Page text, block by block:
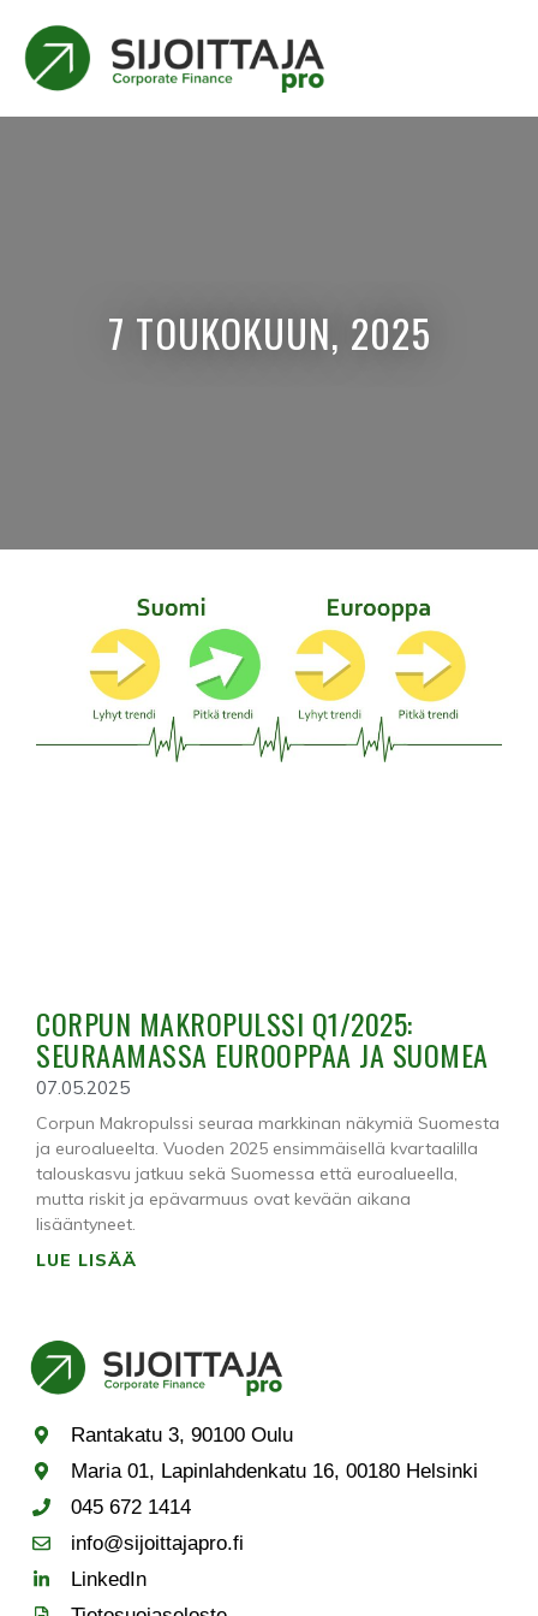
7 TOUKOKUUN, 2025
CORPUN MAKROPULSSI Q1/2025:
SEURAAMASSA EUROOPPAA JA SUOMEA
07.05.2025
Corpun Makropulssi seuraa markkinan näkymiä Suomesta
ja euroalueelta. Vuoden 2025 ensimmäisellä kvartaalilla
talouskasvu jatkuu sekä Suomessa että euroalueella,
mutta riskit ja epävarmuus ovat kevään aikana
lisääntyneet.
LUE LISÄÄ
Rantakatu 3, 90100 Oulu
Maria 01, Lapinlahdenkatu 16, 00180 Helsinki
045 672 1414
info@sijoittajapro.fi
LinkedIn